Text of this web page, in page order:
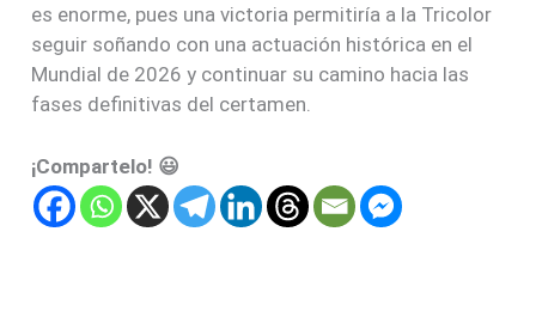
es enorme, pues una victoria permitiría a la Tricolor
seguir soñando con una actuación histórica en el
Mundial de 2026 y continuar su camino hacia las
fases definitivas del certamen.
¡Compartelo! 😃